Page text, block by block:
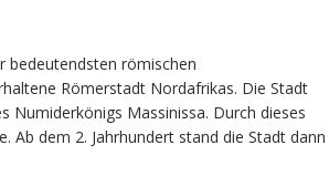
bedeutendsten römischen
Römerstadt Nordafrikas. Die Stadt
Numiderkönigs Massinissa. Durch dieses
dem 2. Jahrhundert stand die Stadt dann